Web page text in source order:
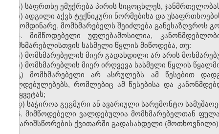
ა) საფრთხე ემუქრება პირის სიცოცხლეს,
ბ) ადგილი აქვს ტექნიკური ნორმებისა და
გამომდინარე, მომხმარებელს შეიძლება
4. მიმწოდებელი უფლებამოსილია,
მომხმარებლისთვის სასმელი წყლის მიწოდება, თუ:
ა) მომხმარებელის მიერ გადახდილი არ არის
ბ) მომხმარებლის მიერ ირღვევა სასმელი წყლის
გ) მომხმარებელი არ ასრულებს ამ წესებით
ვალდებულებებს, რომლებიც ამ წესებისა და
შეწყვეტას;
დ) საჭიროა გეგმური ან ავარიული სარემონტო
5. მიმწოდებელი ვალდებულია მომხმარებელთან
ანგარიშსწორების ქვითარში გადასახდელი